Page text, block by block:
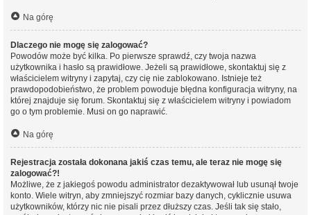
Na górę
Dlaczego nie mogę się zalogować?
Powodów może być kilka. Po pierwsze sprawdź, czy twoja nazwa
użytkownika i hasło są prawidłowe. Jeżeli są prawidłowe, skontaktuj się z
właścicielem witryny i zapytaj, czy cię nie zablokowano. Istnieje też
prawdopodobieństwo, że problem powoduje błędna konfiguracja witryny, na
której znajduje się forum. Skontaktuj się z właścicielem witryny i powiadom
go o tym problemie. Musi on go naprawić.
Na górę
Rejestracja została dokonana jakiś czas temu, ale teraz nie mogę się
zalogować?!
Możliwe, że z jakiegoś powodu administrator dezaktywował lub usunął twoje
konto. Wiele witryn, aby zmniejszyć rozmiar bazy danych, cyklicznie usuwa
użytkowników, którzy nic nie pisali przez dłuższy czas. Jeśli tak się stało,